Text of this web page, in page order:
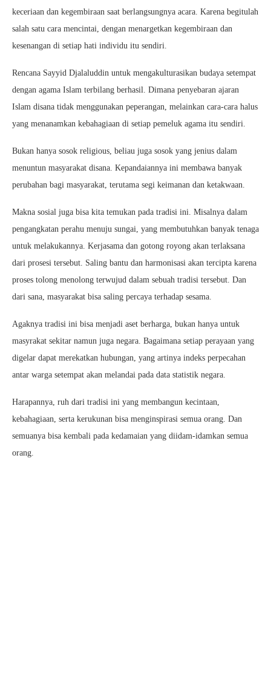
keceriaan dan kegembiraan saat berlangsungnya acara. Karena begitulah
salah satu cara mencintai, dengan menargetkan kegembiraan dan
kesenangan di setiap hati individu itu sendiri.
Rencana Sayyid Djalaluddin untuk mengakulturasikan budaya setempat
dengan agama Islam terbilang berhasil. Dimana penyebaran ajaran
Islam disana tidak menggunakan peperangan, melainkan cara-cara halus
yang menanamkan kebahagiaan di setiap pemeluk agama itu sendiri.
Bukan hanya sosok religious, beliau juga sosok yang jenius dalam
menuntun masyarakat disana. Kepandaiannya ini membawa banyak
perubahan bagi masyarakat, terutama segi keimanan dan ketakwaan.
Makna sosial juga bisa kita temukan pada tradisi ini. Misalnya dalam
pengangkatan perahu menuju sungai, yang membutuhkan banyak tenaga
untuk melakukannya. Kerjasama dan gotong royong akan terlaksana
dari prosesi tersebut. Saling bantu dan harmonisasi akan tercipta karena
proses tolong menolong terwujud dalam sebuah tradisi tersebut. Dan
dari sana, masyarakat bisa saling percaya terhadap sesama.
Agaknya tradisi ini bisa menjadi aset berharga, bukan hanya untuk
masyrakat sekitar namun juga negara. Bagaimana setiap perayaan yang
digelar dapat merekatkan hubungan, yang artinya indeks perpecahan
antar warga setempat akan melandai pada data statistik negara.
Harapannya, ruh dari tradisi ini yang membangun kecintaan,
kebahagiaan, serta kerukunan bisa menginspirasi semua orang. Dan
semuanya bisa kembali pada kedamaian yang diidam-idamkan semua
orang.